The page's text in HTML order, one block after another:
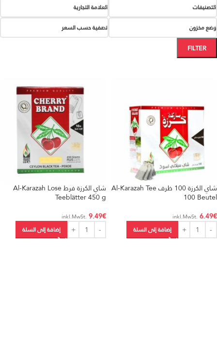
التصنيفات
العلامة التجارية
وضع مخزون
تصفية حسب السعر
FILTER
شاي الكرزة 100 ظرف Al-Karazah Tee
100 Beutel
6.49€
.inkl.MwSt
إضافة إلى السلة
شاي الكرزة فرط Al-Karazah Lose
Teeblätter 450 g
9.49€
.inkl.MwSt
إضافة إلى السلة